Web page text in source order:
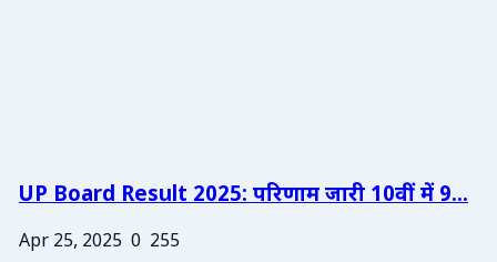
UP Board Result 2025: परिणाम जारी 10वीं में 9...
Apr 25, 2025 0 255